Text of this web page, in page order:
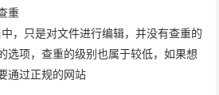
重
，只是对文件进行编辑，并没有查重的
选项，查重的级别也属于较低，如果想
通过正规的网站